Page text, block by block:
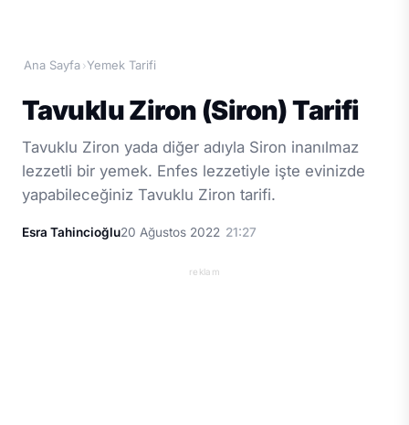
Ana Sayfa ›Yemek Tarifi
Tavuklu Ziron (Siron) Tarifi
Tavuklu Ziron yada diğer adıyla Siron inanılmaz
lezzetli bir yemek. Enfes lezzetiyle işte evinizde
yapabileceğiniz Tavuklu Ziron tarifi.
Esra Tahincioğlu20 Ağustos 2022 21:27
reklam